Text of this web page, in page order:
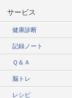
サービス
健康診断
記録ノート
Ｑ＆Ａ
脳トレ
レシピ